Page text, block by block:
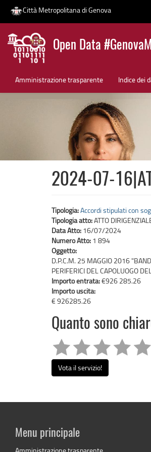
Salta
contenuto
Città Metropolitana di Genova
Open Data
Amministrazione trasparente Indice dei
News
2024-07-
Tipologia:Accordi stipulati con
Tipologia atto:ATTO
Data Atto: 16/07/2024
Numero Atto: 1 894
Oggetto:
D.P.C.M. 25 MAGGIO 2016
PERIFERICI DEL CAPOLUOGO
Importo entrata:€926 285.26
Importo uscita:
€ 926285.26
Quanto sono
Vota il servizio!
Menu principale
Amministrazione trasparente